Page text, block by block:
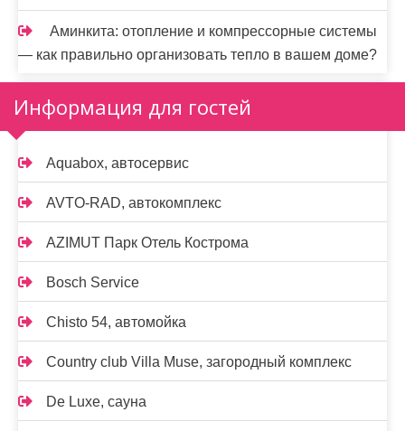
Аминкита: отопление и компрессорные системы
— как правильно организовать тепло в вашем доме?
Информация для гостей
Aquabox, автосервис
AVTO-RAD, автокомплекс
AZIMUT Парк Отель Кострома
Bosch Service
Chisto 54, автомойка
Country club Villa Muse, загородный комплекс
De Luxe, сауна